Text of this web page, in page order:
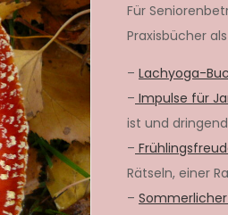
Für
Praxisbücher
– Lachyoga-
– Impulse für
ist und
–
Rätseln, einer
–